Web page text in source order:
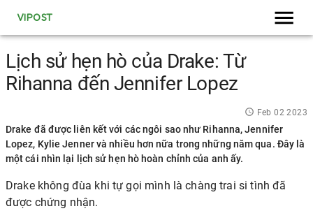
VIPOST
Lịch sử hẹn hò của Drake: Từ
Rihanna đến Jennifer Lopez
Feb 02 2023
Drake đã được liên kết với các ngôi sao như Rihanna, Jennifer
Lopez, Kylie Jenner và nhiều hơn nữa trong những năm qua. Đây là
một cái nhìn lại lịch sử hẹn hò hoàn chỉnh của anh ấy.
Drakekhông đùa khi tự gọi mình là chàng trai si tình đã
được chứng nhận.